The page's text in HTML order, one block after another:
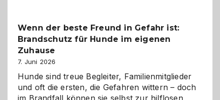
und
herzlich
Wenn der beste Freund in Gefahr ist:
Brandschutz für Hunde im eigenen
Zuhause
7. Juni 2026
Hunde sind treue Begleiter, Familienmitglieder
und oft die ersten, die Gefahren wittern – doch